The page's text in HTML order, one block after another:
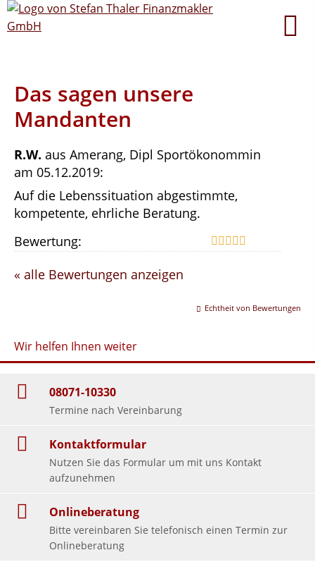
Das sagen unsere
Mandanten
R.W. aus Amerang, Dipl Sportökonommin
am 05.12.2019:
Auf die Lebenssituation abgestimmte,
kompetente, ehrliche Beratung.
Bewertung:
« alle Bewertungen anzeigen
Echtheit von Bewertungen
Wir helfen Ihnen weiter
08071-10330
Termine nach Vereinbarung
Kontaktformular
Nutzen Sie das Formular um mit uns Kontakt
aufzunehmen
Onlineberatung
Bitte vereinbaren Sie telefonisch einen Termin zur
Onlineberatung